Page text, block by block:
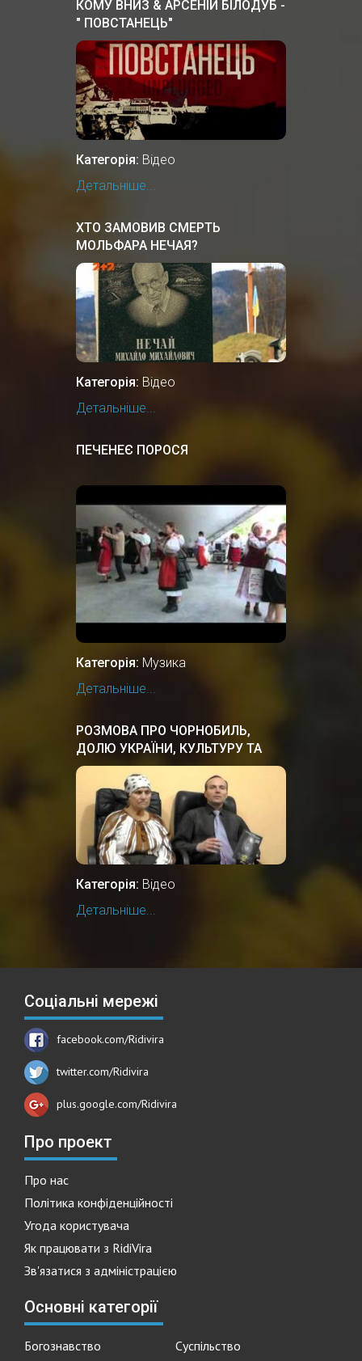
КОМУ ВНИЗ & АРСЕНІЙ БІЛОДУБ -
" ПОВСТАНЕЦЬ"
Категорія: Відео
Детальніше...
ХТО ЗАМОВИВ СМЕРТЬ
МОЛЬФАРА НЕЧАЯ?
Категорія: Відео
Детальніше...
ПЕЧЕНЕЄ ПОРОСЯ
Категорія: Музика
Детальніше...
РОЗМОВА ПРО ЧОРНОБИЛЬ,
ДОЛЮ УКРАЇНИ, КУЛЬТУРУ ТА
ІСТОРІЮ
Категорія: Відео
Детальніше...
Соціальні мережі
facebook.com/Ridivira
twitter.com/Ridivira
plus.google.com/Ridivira
Про проект
Про нас
Політика конфіденційності
Угода користувача
Як працювати з RidiVira
Зв'язатися з адміністрацією
Основні категорії
Богознавство
Суспільство